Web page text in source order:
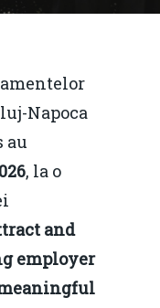
Napoca
au
, la o
and
employer